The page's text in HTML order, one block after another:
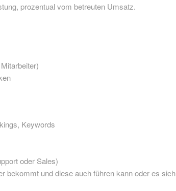
prozentual vom betreuten Umsatz.
Keywords
oder Sales)
bekommt und diese auch führen kann oder es sich